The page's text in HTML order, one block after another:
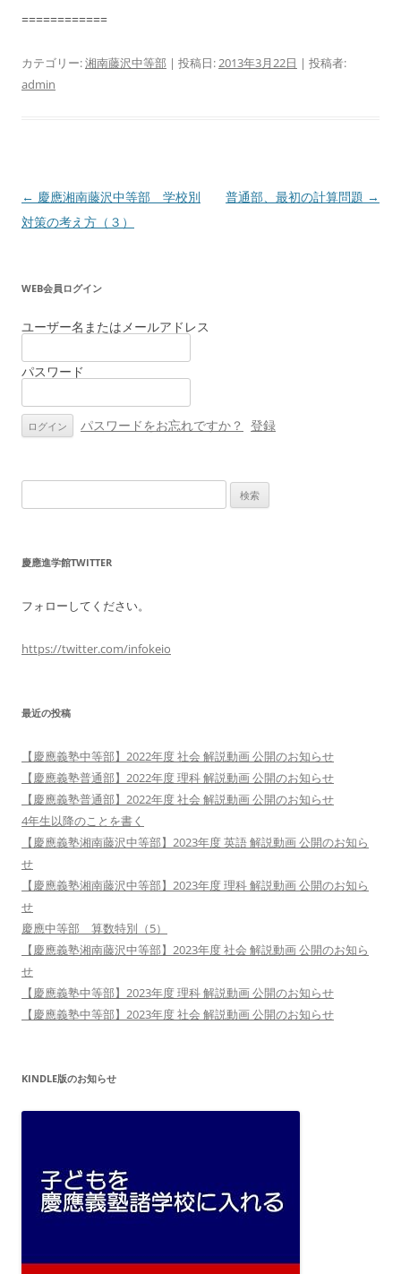
============
カテゴリー:湘南藤沢中等部 | 投稿日:2013年3月22日 | 投稿者:
admin
投
稿
ゲ
ー
ョ
← 慶應湘南藤沢中等部 学校別
対策の考え方（３）
普通部、最初の計算問題 →
WEB会員ログイン
ユーザー名またはメールアドレス
パスワード
パスワードをお忘れですか？ 登録
索:
慶應進学館TWITTER
フォローしてください。
https://twitter.com/infokeio
最近の投稿
【慶應義塾中等部】2022年度 社会 解説動画 公開のお知らせ
【慶應義塾普通部】2022年度 理科 解説動画 公開のお知らせ
【慶應義塾普通部】2022年度 社会 解説動画 公開のお知らせ
4年生以降のことを書く
【慶應義塾湘南藤沢中等部】2023年度 英語 解説動画 公開のお知ら
せ
【慶應義塾湘南藤沢中等部】2023年度 理科 解説動画 公開のお知ら
せ
慶應中等部 算数特別（5）
【慶應義塾湘南藤沢中等部】2023年度 社会 解説動画 公開のお知ら
せ
【慶應義塾中等部】2023年度 理科 解説動画 公開のお知らせ
【慶應義塾中等部】2023年度 社会 解説動画 公開のお知らせ
KINDLE版のお知らせ